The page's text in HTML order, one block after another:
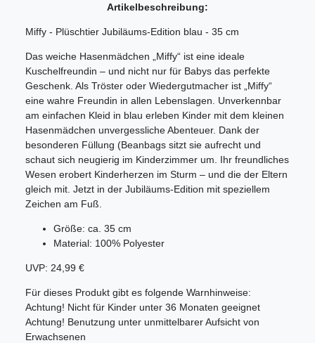
Artikelbeschreibung:
Miffy - Plüschtier Jubiläums-Edition blau - 35 cm
Das weiche Hasenmädchen „Miffy“ ist eine ideale
Kuschelfreundin – und nicht nur für Babys das perfekte
Geschenk. Als Tröster oder Wiedergutmacher ist „Miffy“
eine wahre Freundin in allen Lebenslagen. Unverkennbar
am einfachen Kleid in blau erleben Kinder mit dem kleinen
Hasenmädchen unvergessliche Abenteuer. Dank der
besonderen Füllung (Beanbags sitzt sie aufrecht und
schaut sich neugierig im Kinderzimmer um. Ihr freundliches
Wesen erobert Kinderherzen im Sturm – und die der Eltern
gleich mit. Jetzt in der Jubiläums-Edition mit speziellem
Zeichen am Fuß.
Größe: ca. 35 cm
Material: 100% Polyester
UVP: 24,99 €
Für dieses Produkt gibt es folgende Warnhinweise:
Achtung! Nicht für Kinder unter 36 Monaten geeignet
Achtung! Benutzung unter unmittelbarer Aufsicht von
Erwachsenen